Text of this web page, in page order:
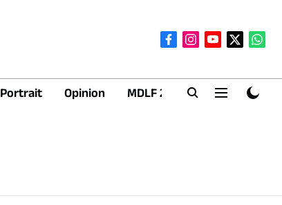
Portrait Opinion MDLF 2026